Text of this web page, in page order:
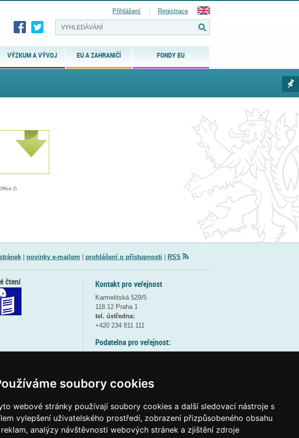
soubory cookies
webové stránky používají soubory cookies a další sledovací nástroje s
vylepšení uživatelského prostředí, zobrazení přizpůsobeného obsahu
analýzy návštěvnosti webových stránek a zjištění zdroje
VÝZKUM A VÝVOJ EU A ZAHRANIČÍ FONDY EU
Přihlášení Registrace
či
| novinky e-mailem prohlášení o přístupnosti RSS
Kontakt pro veřejnost
Karmelitská 529/5
118 12 Praha 1
tel. ústředna:
+420 234 811 111
Podatelna pro veřejnost:
(více informací
Elektronická podatelna:
posta@msmtgov cz
čtení